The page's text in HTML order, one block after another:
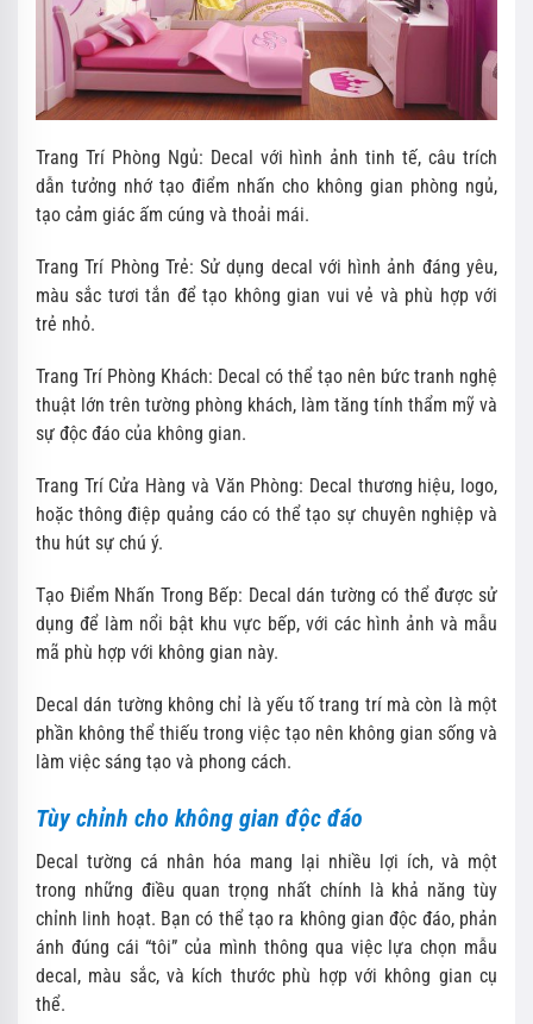
Trang Trí Phòng Ngủ: Decal với hình ảnh tinh tế, câu trích
dẫn tưởng nhớ tạo điểm nhấn cho không gian phòng ngủ,
tạo cảm giác ấm cúng và thoải mái.
Trang Trí Phòng Trẻ: Sử dụng decal với hình ảnh đáng yêu,
màu sắc tươi tắn để tạo không gian vui vẻ và phù hợp với
trẻ nhỏ.
Trang Trí Phòng Khách: Decal có thể tạo nên bức tranh nghệ
thuật lớn trên tường phòng khách, làm tăng tính thẩm mỹ và
sự độc đáo của không gian.
Trang Trí Cửa Hàng và Văn Phòng: Decal thương hiệu, logo,
hoặc thông điệp quảng cáo có thể tạo sự chuyên nghiệp và
thu hút sự chú ý.
Tạo Điểm Nhấn Trong Bếp: Decal dán tường có thể được sử
dụng để làm nổi bật khu vực bếp, với các hình ảnh và mẫu
mã phù hợp với không gian này.
Decal dán tường không chỉ là yếu tố trang trí mà còn là một
phần không thể thiếu trong việc tạo nên không gian sống và
làm việc sáng tạo và phong cách.
Tùy chỉnh cho không gian độc đáo
Decal tường cá nhân hóa mang lại nhiều lợi ích, và một
trong những điều quan trọng nhất chính là khả năng tùy
chỉnh linh hoạt. Bạn có thể tạo ra không gian độc đáo, phản
ánh đúng cái “tôi” của mình thông qua việc lựa chọn mẫu
decal, màu sắc, và kích thước phù hợp với không gian cụ
thể.